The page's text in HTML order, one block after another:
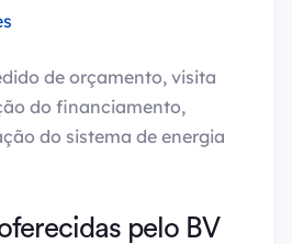
de orçamento, visita
do financiamento,
do sistema de energia
pelo BV